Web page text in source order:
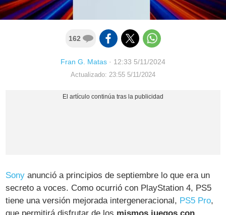
162
Fran G. Matas · 12:33 5/11/2024
Actualizado: 23:55 5/11/2024
Sony anunció a principios de septiembre lo que era un
secreto a voces. Como ocurrió con PlayStation 4, PS5
tiene una versión mejorada intergeneracional, PS5 Pro,